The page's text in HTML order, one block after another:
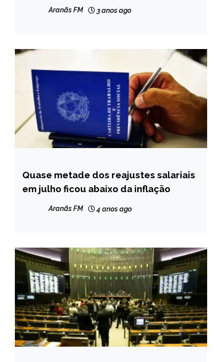
Aranãs FM 3 anos ago
BRASIL
NOTÍCIAS
Quase metade dos reajustes salariais
em julho ficou abaixo da inflação
Aranãs FM 4 anos ago